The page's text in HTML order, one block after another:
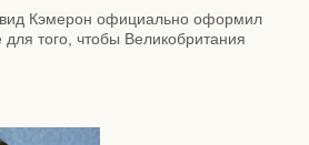
Кэмерон официально оформил
того, чтобы Великобритания